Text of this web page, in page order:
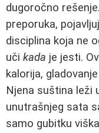
dugoročno
preporuka,
disciplina koja ne
uči kada je jesti.
kalorija,
Njena suština leži
unutrašnjeg sata
samo gubitku